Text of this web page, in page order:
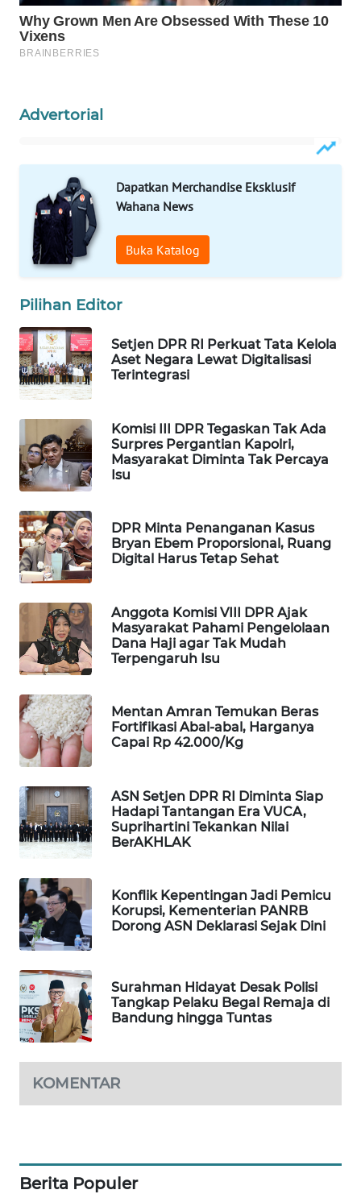
Advertorial
Dapatkan Merchandise Eksklusif
Wahana News
Buka Katalog
Pilihan Editor
Setjen DPR RI Perkuat Tata Kelola
Aset Negara Lewat Digitalisasi
Terintegrasi
Komisi III DPR Tegaskan Tak Ada
Surpres Pergantian Kapolri,
Masyarakat Diminta Tak Percaya
Isu
DPR Minta Penanganan Kasus
Bryan Ebem Proporsional, Ruang
Digital Harus Tetap Sehat
Anggota Komisi VIII DPR Ajak
Masyarakat Pahami Pengelolaan
Dana Haji agar Tak Mudah
Terpengaruh Isu
Mentan Amran Temukan Beras
Fortifikasi Abal-abal, Harganya
Capai Rp 42.000/Kg
ASN Setjen DPR RI Diminta Siap
Hadapi Tantangan Era VUCA,
Suprihartini Tekankan Nilai
BerAKHLAK
Konflik Kepentingan Jadi Pemicu
Korupsi, Kementerian PANRB
Dorong ASN Deklarasi Sejak Dini
Surahman Hidayat Desak Polisi
Tangkap Pelaku Begal Remaja di
Bandung hingga Tuntas
KOMENTAR
Berita Populer
LABUANBAJO
Group
WAHANA
NEWS
WAHANA
TANI
ADVOKAT
WAHANA
INFRASTRUKTUR
WAHANA
KONSUMEN
WAHANA
LISTRIK
WAHANA
TRAVEL
WAHANA
TV
WAHANANEWS
WAHANANEWS
CO ID
WAHANANEWS
NET
WAHANA
WAHANA
UMKM
WAHANA
SELEB
WAHANA
WAHANA
OTOMOTIF
HEALTH